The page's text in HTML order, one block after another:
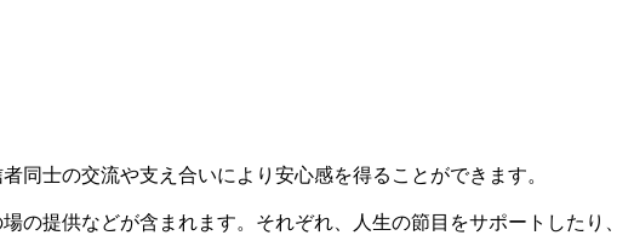
同士の交流や支え合いにより安心感を得ることができます。
提供などが含まれます。それぞれ、人生の節目をサポートしたり、